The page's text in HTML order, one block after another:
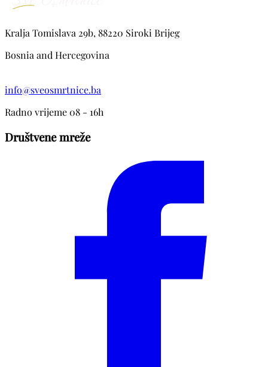
Kralja Tomislava 29b, 88220 Siroki Brijeg
Bosnia and Hercegovina
info@sveosmrtnice.ba
Radno vrijeme 08 - 16h
Društvene mreže